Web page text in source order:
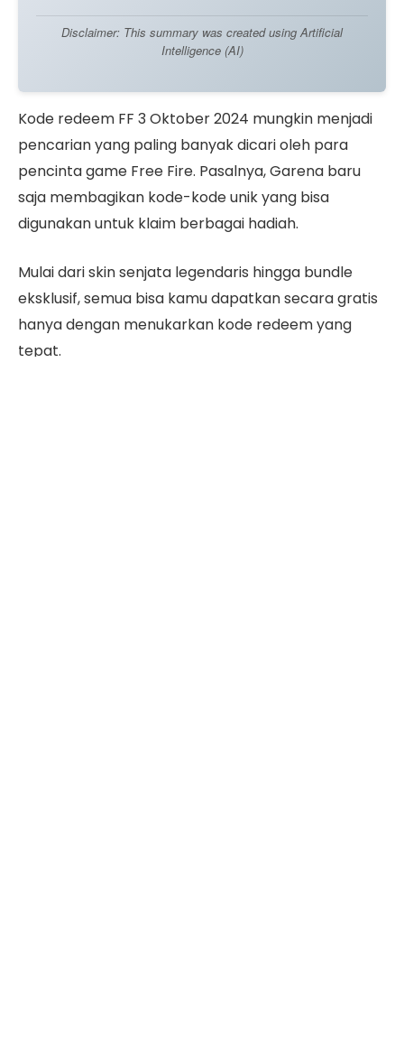
Disclaimer: This summary was created using Artificial
Intelligence (AI)
Kode redeem FF 3 Oktober 2024 mungkin menjadi
pencarian yang paling banyak dicari oleh para
pencinta game Free Fire. Pasalnya, Garena baru
saja membagikan kode-kode unik yang bisa
digunakan untuk klaim berbagai hadiah.
Mulai dari skin senjata legendaris hingga bundle
eksklusif, semua bisa kamu dapatkan secara gratis
hanya dengan menukarkan kode redeem yang
tepat.